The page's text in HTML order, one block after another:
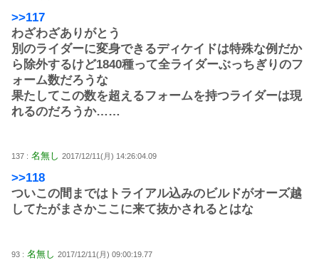
>>117
わざわざありがとう
別のライダーに変身できるディケイドは特殊な例だか
ら除外するけど1840種って全ライダーぶっちぎりのフ
ォーム数だろうな
果たしてこの数を超えるフォームを持つライダーは現
れるのだろうか……
137 : 名無し 2017/12/11(月) 14:26:04.09
>>118
ついこの間まではトライアル込みのビルドがオーズ越
してたがまさかここに来て抜かされるとはな
93 : 名無し 2017/12/11(月) 09:00:19.77